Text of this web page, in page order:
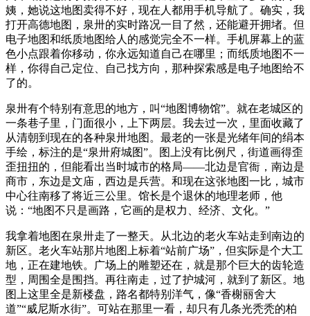
姨，她说这地图卖得不好，现在人都用手机导航了。确实，我
打开高德地图，泉卅的实时路况一目了然，还能避开拥堵。但
电子地图和纸质地图给人的感觉完全不一样。手机屏幕上的蓝
色小点跟着你移动，你永远知道自己在哪里；而纸质地图不一
样，你得自己定位、自己找方向，那种探索感是电子地图给不
了的。
泉卅有个特别有意思的地方，叫“地图博物馆”。就在老城区的
一条巷子里，门面很小，上下两层。我去过一次，里面收藏了
从清朝到现在的各种泉卅地图。最老的一张是光绪年间的绢本
手绘，标注的是“泉卅府城图”。图上没有比例尺，街道画得歪
歪扭扭的，但能看出当时城市的格局——北边是官衙，南边是
商市，东边是文庙，西边是兵营。和现在这张地图一比，城市
中心往南移了将近三公里。馆长是个退休的地理老师，他
说：“地图不只是画路，它画的是权力、经济、文化。”
我拿着地图在泉卅走了一整天。从北边的老火车站走到南边的
新区。老火车站那片地图上标着“站前广场”，但实际是个大工
地，正在建地铁。广场上的雕塑还在，就是那个巨大的齿轮造
型，周围全是围挡。再往南走，过了护城河，就到了新区。地
图上这里全是新楼盘，路名都特别洋气，像“香榭丽舍大
道”“威尼斯水街”。可站在那里一看，却只有几条光秃秃的柏